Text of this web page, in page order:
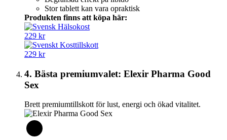
Stor tablett kan vara opraktisk
Produkten finns att köpa här:
229 kr
229 kr
4. Bästa premiumvalet: Elexir Pharma Good
Sex
Brett premiumtillskott för lust, energi och ökad vitalitet.